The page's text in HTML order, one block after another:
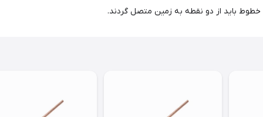
باید از دو نقطه به زمین متصل گردند.